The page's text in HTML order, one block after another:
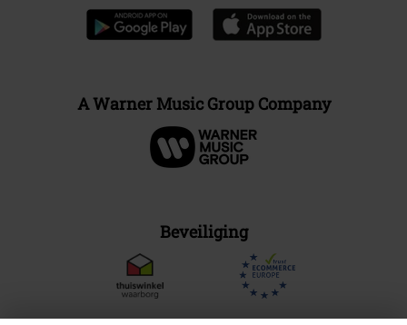
A Warner Music Group Company
Beveiliging